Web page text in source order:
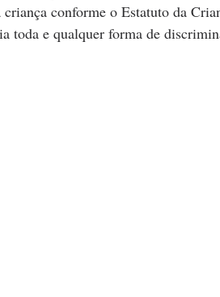
conforme o Estatuto da
toda e qualquer forma de